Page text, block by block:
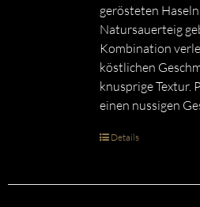
gerösteten
Natursauerteig
Kombination
köstlichen
knusprige Textur.
einen nussigen
Details